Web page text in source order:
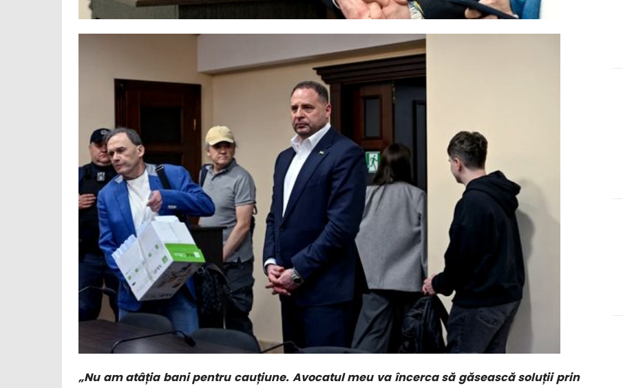
„Nu am atâția bani pentru cauțiune. Avocatul meu va încerca să găsească soluții prin